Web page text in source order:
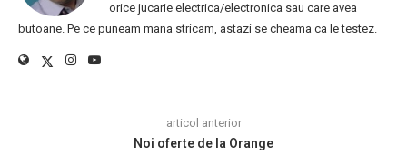
orice jucarie electrica/electronica sau care avea
butoane. Pe ce puneam mana stricam, astazi se cheama ca le testez.
articol anterior
Noi oferte de la Orange